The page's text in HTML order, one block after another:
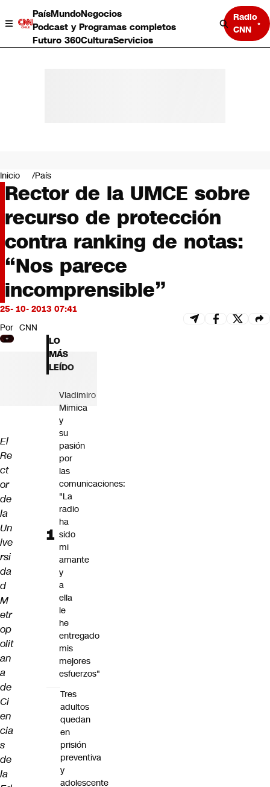
PaísMundoNegocios
Podcast y Programas completos
Futuro 360CulturaServicios
Radio
CNN
Negocios
Deportes
Programas completos
Cultura
Servicios
Bits
CNN tiempo
Opinión
Inicio País
Rector de la UMCE sobre
recurso de protección
contra ranking de notas:
“Nos parece
incomprensible”
25- 10- 2013 07:41
Por CNN
El
Re
ct
or
de
la
Un
ive
rsi
da
d
M
etr
op
olit
an
a
de
Ci
en
cia
s
de
la
LO
MÁS
LEÍDO
Vladimiro
Mimica
y
su
pasión
por
las
comunicaciones:
"La
radio
ha
sido
mi
amante
y
a
ella
le
he
entregado
mis
mejores
esfuerzos"
Tres
adultos
quedan
en
prisión
preventiva
y
adolescente